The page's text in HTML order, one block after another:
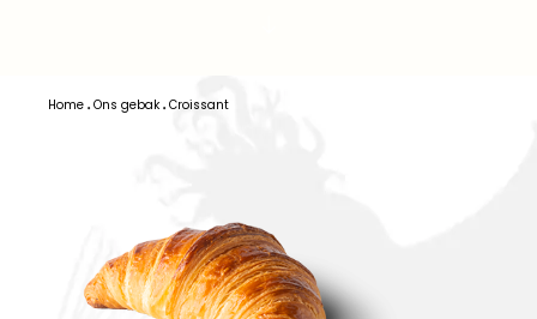
Home Ons gebak Croissant